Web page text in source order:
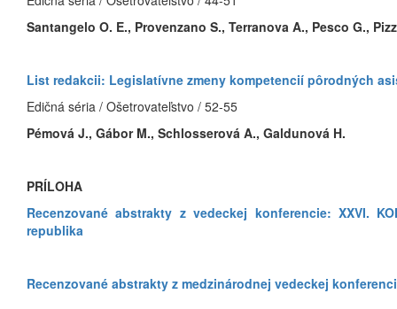
Santangelo O. E., Provenzano S., Terranova A., Pesco G.,
List redakcii: Legislatívne zmeny kompetencií pôrodných
Edičná séria / Ošetrovateľstvo / 52-55
Pémová J., Gábor M., Schlosserová A., Galdunová H.
PRÍLOHA
Recenzované abstrakty z vedeckej konferencie: XXVI.
republika
Recenzované abstrakty z medzinárodnej vedeckej